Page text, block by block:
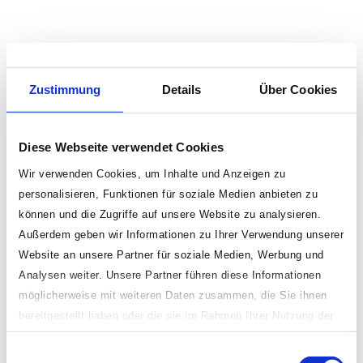
Zustimmung Details Über Cookies
Diese Webseite verwendet Cookies
Wir verwenden Cookies, um Inhalte und Anzeigen zu
personalisieren, Funktionen für soziale Medien anbieten zu
können und die Zugriffe auf unsere Website zu analysieren.
Außerdem geben wir Informationen zu Ihrer Verwendung unserer
Website an unsere Partner für soziale Medien, Werbung und
Analysen weiter. Unsere Partner führen diese Informationen
möglicherweise mit weiteren Daten zusammen, die Sie ihnen
bereitgestellt haben oder die sie im Rahmen Ihrer Nutzung der
Dienste gesammelt haben.
Indem Sie „erlauben oder zulassen“ klicken, stimmen Sie